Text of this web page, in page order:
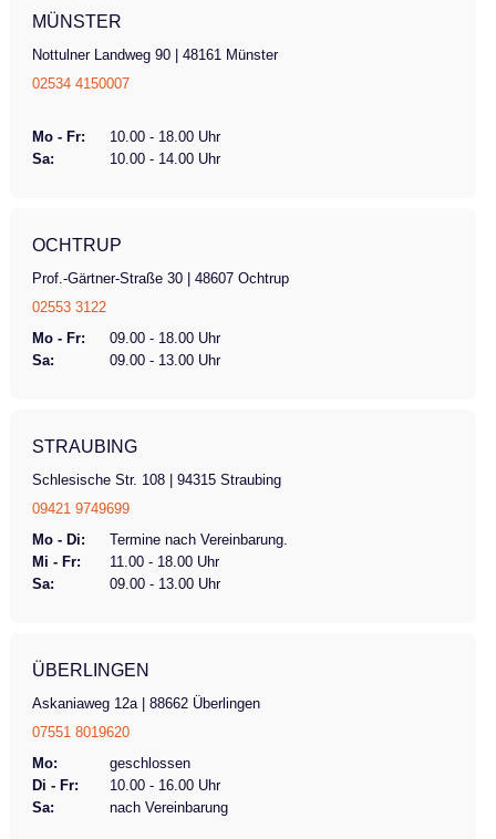
MÜNSTER
Nottulner Landweg 90 | 48161 Münster
02534 4150007
Mo - Fr:
10.00 - 18.00 Uhr
Sa:
10.00 - 14.00 Uhr
OCHTRUP
Prof.-Gärtner-Straße 30 | 48607 Ochtrup
02553 3122
Mo - Fr:
09.00 - 18.00 Uhr
Sa:
09.00 - 13.00 Uhr
STRAUBING
Schlesische Str. 108 | 94315 Straubing
09421 9749699
Mo - Di:
Termine nach Vereinbarung.
Mi - Fr:
11.00 - 18.00 Uhr
Sa:
09.00 - 13.00 Uhr
ÜBERLINGEN
Askaniaweg 12a | 88662 Überlingen
07551 8019620
Mo:
geschlossen
Di - Fr:
10.00 - 16.00 Uhr
Sa:
nach Vereinbarung